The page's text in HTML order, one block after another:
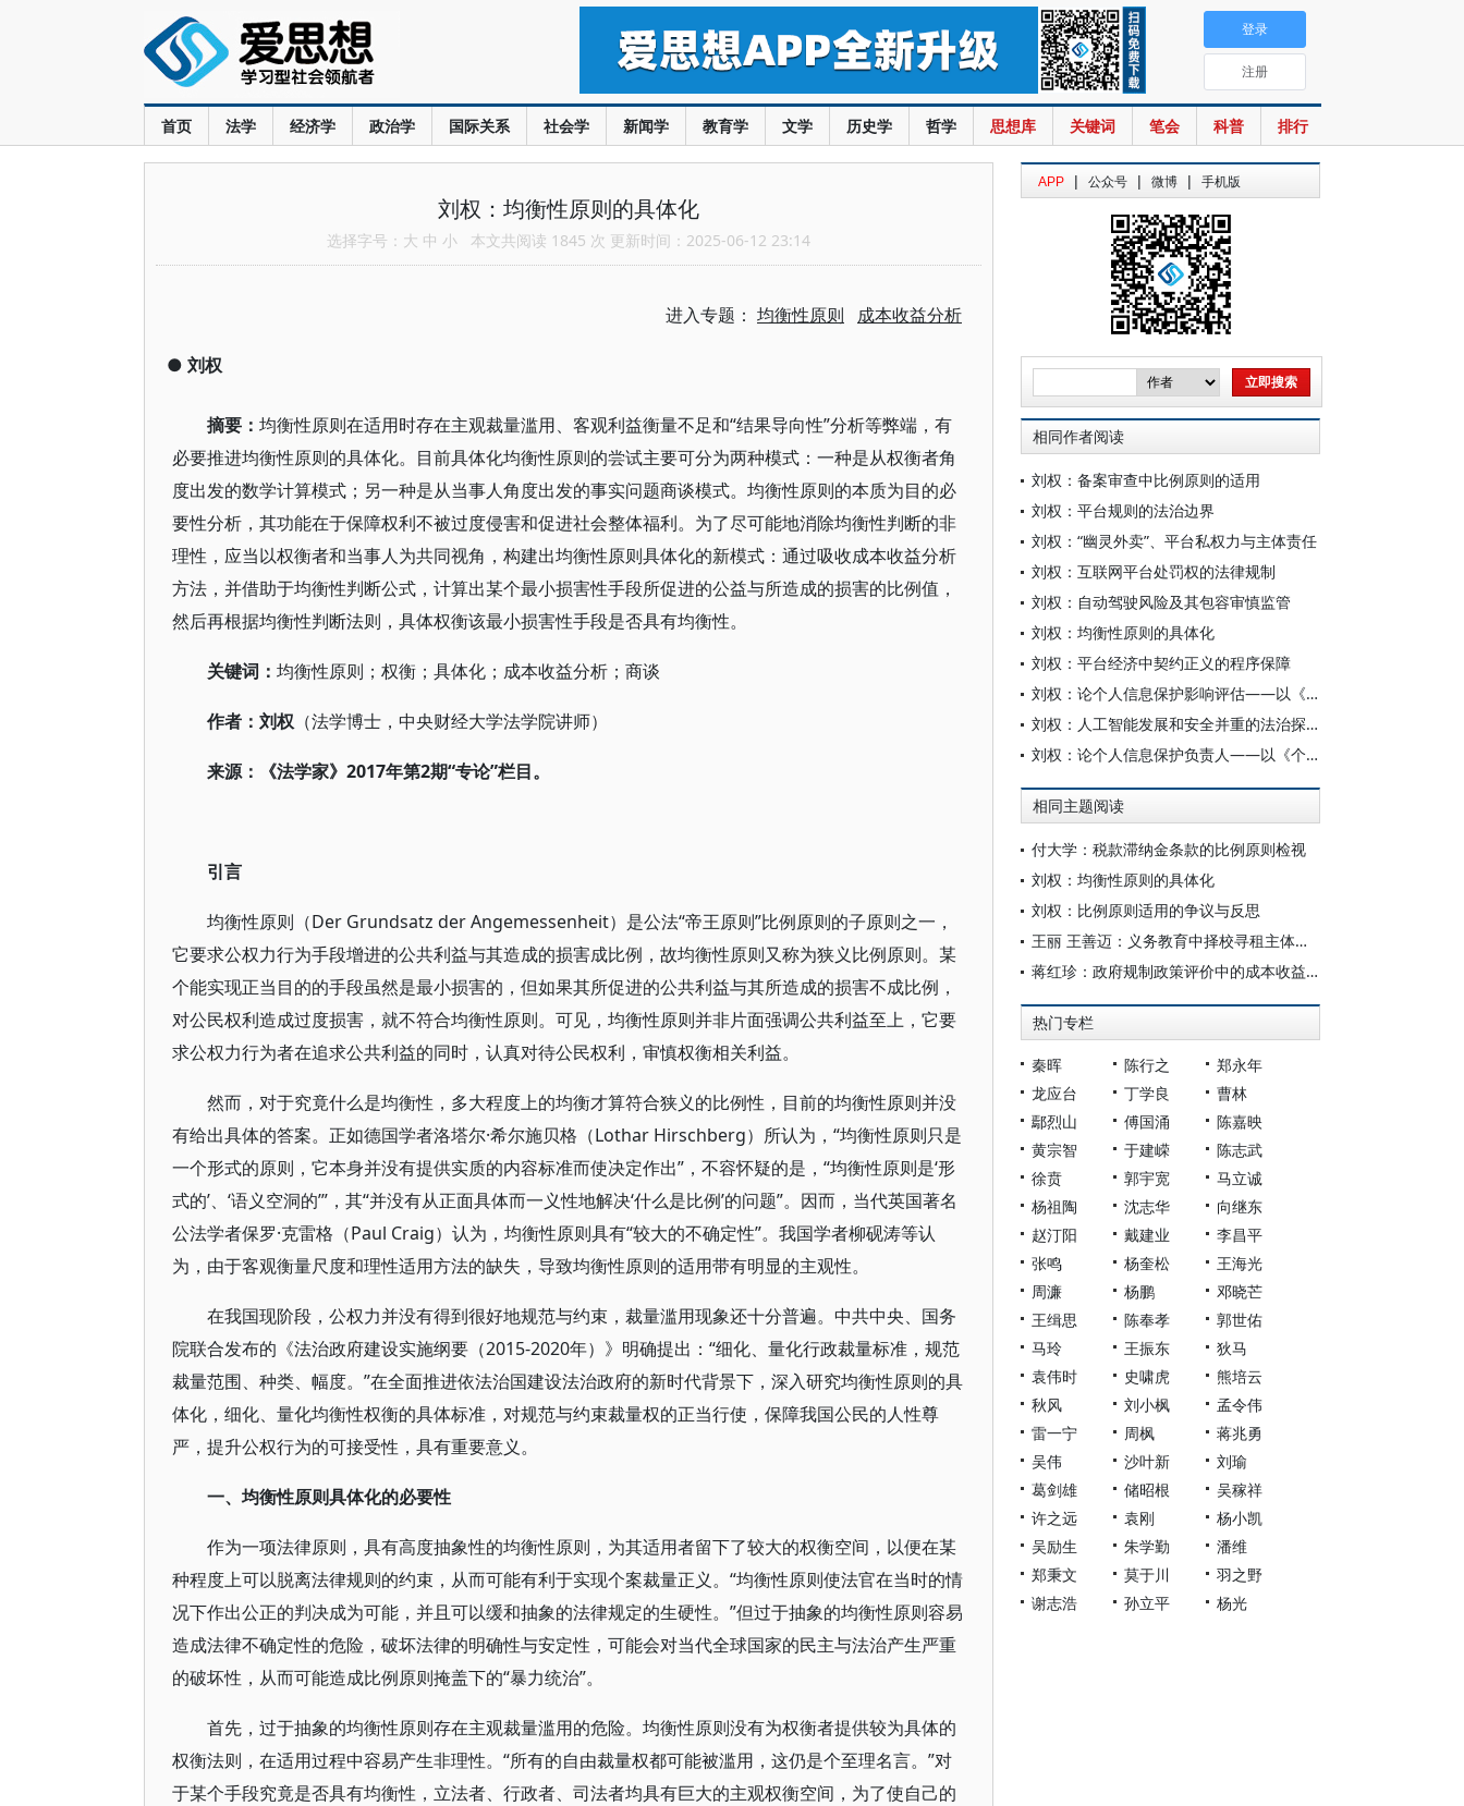
首页 法学 经济学 政治学 国际关系 社会学 新闻学 教育学 文学 历史学 哲学 思想库 关键词 笔会 科普 排行
登录
注册
刘权：均衡性原则的具体化
选择字号： 大 中 小 本文共阅读 1845 次 更新时间：2025-06-12 23:14
进入专题： 均衡性原则 成本收益分析
● 刘权
摘要： 均衡性原则在适用时存在主观裁量滥用、客观利益衡量不足和“结果导向性”分析等弊端，有
必要推进均衡性原则的具体化。目前具体化均衡性原则的尝试主要可分为两种模式：一种是从权衡者角
度出发的数学计算模式；另一种是从当事人角度出发的事实问题商谈模式。均衡性原则的本质为目的必
要性分析，其功能在于保障权利不被过度侵害和促进社会整体福利。为了尽可能地消除均衡性判断的非
理性，应当以权衡者和当事人为共同视角，构建出均衡性原则具体化的新模式：通过吸收成本收益分析
方法，并借助于均衡性判断公式，计算出某个最小损害性手段所促进的公益与所造成的损害的比例值，
然后再根据均衡性判断法则，具体权衡该最小损害性手段是否具有均衡性。
关键词： 均衡性原则；权衡；具体化；成本收益分析；商谈
作者：刘权 （法学博士，中央财经大学法学院讲师）
来源：《法学家》2017年第2期“专论”栏目。
引言
均衡性原则（Der Grundsatz der Angemessenheit）是公法“帝王原则”比例原则的子原则之一，
它要求公权力行为手段增进的公共利益与其造成的损害成比例，故均衡性原则又称为狭义比例原则。某
个能实现正当目的的手段虽然是最小损害的，但如果其所促进的公共利益与其所造成的损害不成比例，
对公民权利造成过度损害，就不符合均衡性原则。可见，均衡性原则并非片面强调公共利益至上，它要
求公权力行为者在追求公共利益的同时，认真对待公民权利，审慎权衡相关利益。
然而，对于究竟什么是均衡性，多大程度上的均衡才算符合狭义的比例性，目前的均衡性原则并没
有给出具体的答案。正如德国学者洛塔尔·希尔施贝格（Lothar Hirschberg）所认为，“均衡性原则只是
一个形式的原则，它本身并没有提供实质的内容标准而使决定作出”，不容怀疑的是，“均衡性原则是‘形
式的’、‘语义空洞的’”，其“并没有从正面具体而一义性地解决‘什么是比例’的问题”。因而，当代英国著名
公法学者保罗·克雷格（Paul Craig）认为，均衡性原则具有“较大的不确定性”。我国学者柳砚涛等认
为，由于客观衡量尺度和理性适用方法的缺失，导致均衡性原则的适用带有明显的主观性。
在我国现阶段，公权力并没有得到很好地规范与约束，裁量滥用现象还十分普遍。中共中央、国务
院联合发布的《法治政府建设实施纲要（2015-2020年）》明确提出：“细化、量化行政裁量标准，规范
裁量范围、种类、幅度。”在全面推进依法治国建设法治政府的新时代背景下，深入研究均衡性原则的具
体化，细化、量化均衡性权衡的具体标准，对规范与约束裁量权的正当行使，保障我国公民的人性尊
严，提升公权行为的可接受性，具有重要意义。
一、均衡性原则具体化的必要性
作为一项法律原则，具有高度抽象性的均衡性原则，为其适用者留下了较大的权衡空间，以便在某
种程度上可以脱离法律规则的约束，从而可能有利于实现个案裁量正义。“均衡性原则使法官在当时的情
况下作出公正的判决成为可能，并且可以缓和抽象的法律规定的生硬性。”但过于抽象的均衡性原则容易
造成法律不确定性的危险，破坏法律的明确性与安定性，可能会对当代全球国家的民主与法治产生严重
的破坏性，从而可能造成比例原则掩盖下的“暴力统治”。
首先，过于抽象的均衡性原则存在主观裁量滥用的危险。均衡性原则没有为权衡者提供较为具体的
权衡法则，在适用过程中容易产生非理性。“所有的自由裁量权都可能被滥用，这仍是个至理名言。”对
于某个手段究竟是否具有均衡性，立法者、行政者、司法者均具有巨大的主观权衡空间，为了使自己的
APP | 公众号 | 微博 | 手机版
相同作者阅读
刘权：备案审查中比例原则的适用
刘权：平台规则的法治边界
刘权：“幽灵外卖”、平台私权力与主体责任
刘权：互联网平台处罚权的法律规制
刘权：自动驾驶风险及其包容审慎监管
刘权：均衡性原则的具体化
刘权：平台经济中契约正义的程序保障
刘权：论个人信息保护影响评估——以《个人信息保护法》第55、56条为中心
刘权：人工智能发展和安全并重的法治探究
刘权：论个人信息保护负责人——以《个人信息保护法》第52条为中心
相同主题阅读
付大学：税款滞纳金条款的比例原则检视
刘权：均衡性原则的具体化
刘权：比例原则适用的争议与反思
王丽 王善迈：义务教育中择校寻租主体的行为分析
蒋红珍：政府规制政策评价中的成本收益分析
热门专栏
秦晖 陈行之
郑永年
龙应台
丁学良
曹林
鄢烈山
傅国涌
陈嘉映
黄宗智
于建嵘
陈志武
徐贲
郭宇宽
马立诚
杨祖陶
沈志华
向继东
赵汀阳
戴建业
李昌平
张鸣
杨奎松
王海光
周濂
杨鹏
邓晓芒
王缉思
陈奉孝
郭世佑
马玲
王振东
狄马
袁伟时
史啸虎
熊培云
秋风
刘小枫
孟令伟
雷一宁
周枫
蒋兆勇
吴伟
沙叶新
刘瑜
葛剑雄
储昭根
吴稼祥
许之远
袁刚
杨小凯
吴励生
朱学勤
潘维
郑秉文
莫于川
羽之野
谢志浩
孙立平 杨光